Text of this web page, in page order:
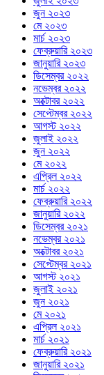
জুন ২০২৩
মে ২০২৩
মার্চ ২০২৩
ফেব্রুয়ারি ২০২৩
জানুয়ারি ২০২৩
ডিসেম্বর ২০২২
নভেম্বর ২০২২
অক্টোবর ২০২২
সেপ্টেম্বর ২০২২
আগস্ট ২০২২
জুলাই ২০২২
জুন ২০২২
মে ২০২২
এপ্রিল ২০২২
মার্চ ২০২২
ফেব্রুয়ারি ২০২২
জানুয়ারি ২০২২
ডিসেম্বর ২০২১
নভেম্বর ২০২১
অক্টোবর ২০২১
সেপ্টেম্বর ২০২১
আগস্ট ২০২১
জুলাই ২০২১
জুন ২০২১
মে ২০২১
এপ্রিল ২০২১
মার্চ ২০২১
ফেব্রুয়ারি ২০২১
জানুয়ারি ২০২১